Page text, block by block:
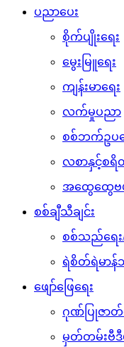
ပညာပေး
စိုက်ပျိုးရေး
မွေးမြူရေး
ကျန်းမာရေး
လက်မှုပညာ
စစ်ဘက်ဥပ
လစာနှင့်စရိ
အထွေထွေ
စစ်ချီသီချင်း
စစ်သည်ရေး/
ရဲစိတ်ရဲမာန်သီ
ဖျော်ဖြေရေး
ဂုဏ်ပြုဇာတ်
မှတ်တမ်းဗီဒီ